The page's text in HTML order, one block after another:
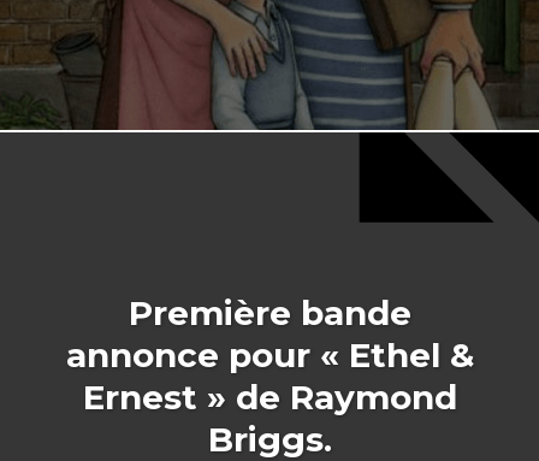
Première bande
annonce pour « Ethel &
Ernest » de Raymond
Briggs.